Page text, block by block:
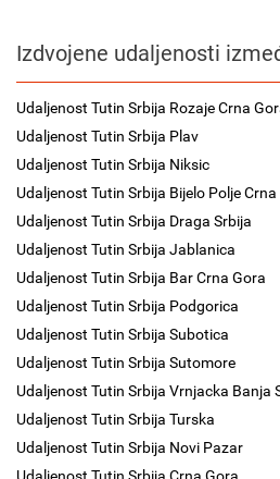
Izdvojene udaljenosti
Udaljenost Tutin Srbija Rozaje Crna
Udaljenost Tutin Srbija Plav
Udaljenost Tutin Srbija Niksic
Udaljenost Tutin Srbija Bijelo Polje Crna
Udaljenost Tutin Srbija Draga Srbija
Udaljenost Tutin Srbija Jablanica
Udaljenost Tutin Srbija Bar Crna Gora
Udaljenost Tutin Srbija Podgorica
Udaljenost Tutin Srbija Subotica
Udaljenost Tutin Srbija Sutomore
Udaljenost Tutin Srbija Vrnjacka Banja
Udaljenost Tutin Srbija Turska
Udaljenost Tutin Srbija Novi Pazar